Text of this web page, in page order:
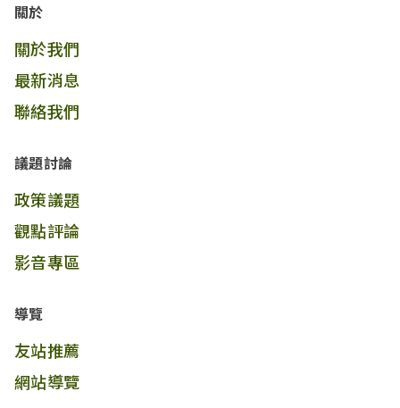
關於
關於我們
最新消息
聯絡我們
議題討論
政策議題
觀點評論
影音專區
導覽
友站推薦
網站導覽